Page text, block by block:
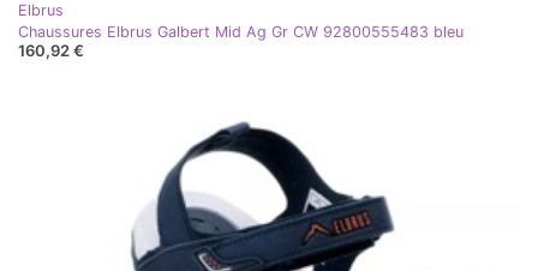
Elbrus
Chaussures Elbrus Galbert Mid Ag Gr CW 92800555483 bleu
160,92 €